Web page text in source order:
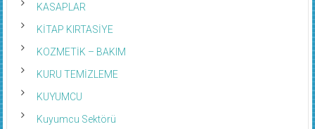
KASAPLAR
KİTAP KIRTASİYE
KOZMETİK – BAKIM
KURU TEMİZLEME
KUYUMCU
Kuyumcu Sektörü